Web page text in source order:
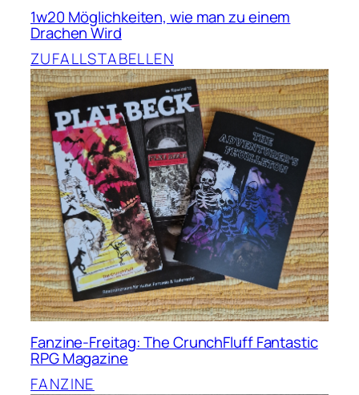
1w20 Möglichkeiten, wie man zu einem
Drachen Wird
ZUFALLSTABELLEN
Fanzine-Freitag: The CrunchFluff Fantastic
RPG Magazine
FANZINE